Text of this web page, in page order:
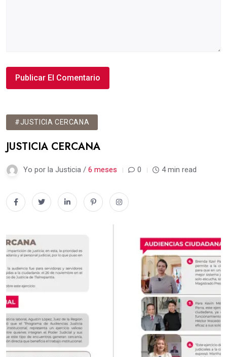
#JUSTICIA CERCANA
JUSTICIA CERCANA
Yo por la Justicia / 6 meses 0 4 min read